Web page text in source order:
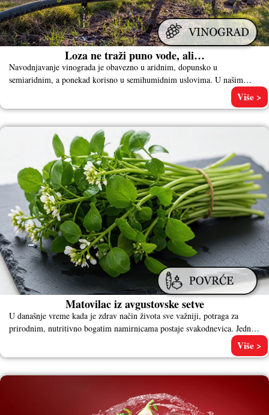
Loza ne traži puno vode, ali…
Navodnjavanje vinograda je obavezno u aridnim, dopunsko u
semiaridnim, a ponekad korisno u semihumidnim uslovima. U našim
Više >
Matovilac iz avgustovske setve
U današnje vreme kada je zdrav način života sve važniji, potraga za
prirodnim, nutritivno bogatim namirnicama postaje svakodnevica. Jedna
Više >